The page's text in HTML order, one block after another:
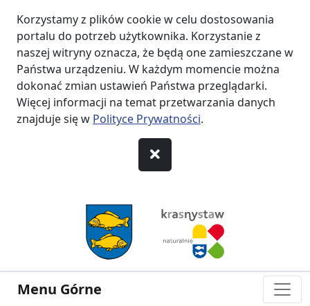
Korzystamy z plików cookie w celu dostosowania
portalu do potrzeb użytkownika. Korzystanie z
naszej witryny oznacza, że będą one zamieszczane w
Państwa urządzeniu. W każdym momencie można
dokonać zmian ustawień Państwa przeglądarki.
Więcej informacji na temat przetwarzania danych
znajduje się w Polityce Prywatności.
Menu Górne